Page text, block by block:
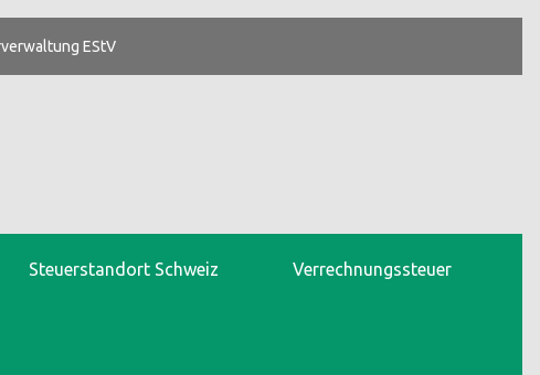
EStV
Steuerstandort Schweiz Verrechnungssteuer